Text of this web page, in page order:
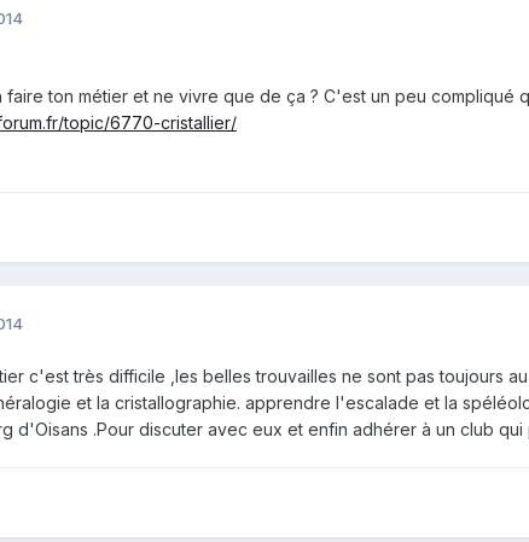
faire ton métier et ne vivre que de ça ? C'est un peu compliqué
topic/6770-cristallier/
c'est très difficile ,les belles trouvailles ne sont pas toujours
et la cristallographie. apprendre l'escalade et la
d'Oisans .Pour discuter avec eux et enfin adhérer à un club